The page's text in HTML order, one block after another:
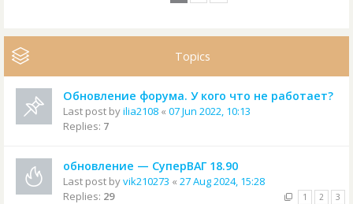
Topics
Обновление форума. У кого что не работает?
Last post byilia2108 « 07 Jun 2022, 10:13
Replies: 7
обновление — СуперВАГ 18.90
Last post byvik210273 « 27 Aug 2024, 15:28
Replies: 29 1 2 3